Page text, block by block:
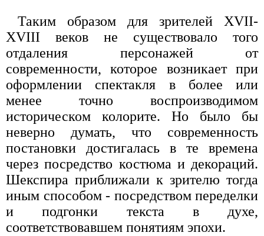
Таким образом для зрителей XVII-
XVIII веков не существовало того
отдаления персонажей от
современности, которое возникает при
оформлении спектакля в более или
менее точно воспроизводимом
историческом колорите. Но было бы
неверно думать, что современность
постановки достигалась в те времена
через посредство костюма и декораций.
Шекспира приближали к зрителю тогда
иным способом - посредством переделки
и подгонки текста в духе,
соответствовавшем понятиям эпохи.